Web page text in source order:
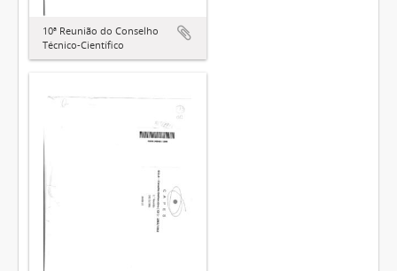
10ª Reunião do Conselho
Técnico-Científico